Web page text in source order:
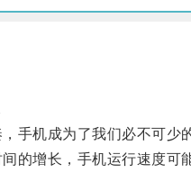
机成为了我们必不可少的
增长，手机运行速度可能